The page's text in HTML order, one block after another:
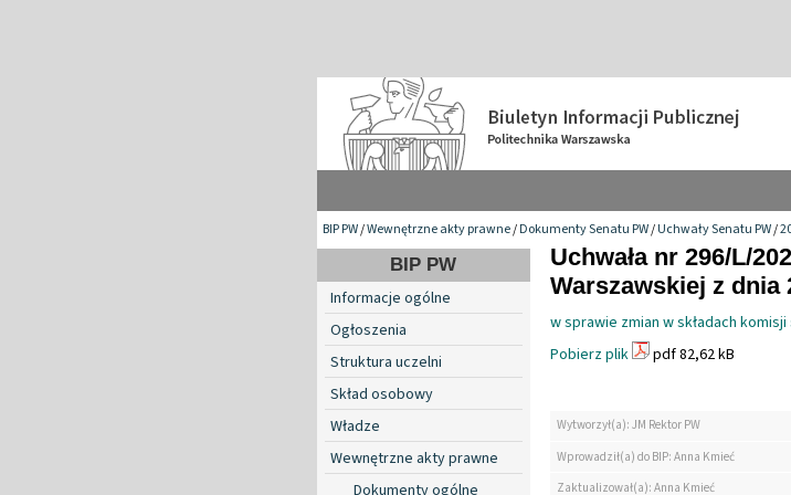
BIP PW/Wewnętrzne akty prawne/Dokumenty Senatu PW/Uchwały Senatu PW/
BIP PW
Informacje ogólne
Ogłoszenia
Struktura uczelni
Skład osobowy
Władze
Wewnętrzne akty prawne
Dokumenty ogólne
Uchwała nr 296/L/
Warszawskiej z dnia
w sprawie zmian w składach
Pobierz plik
pdf 82,62 kB
Wytworzył(a): JM Rektor PW
Wprowadził(a) do BIP: Anna Kmieć
Zaktualizował(a): Anna Kmieć